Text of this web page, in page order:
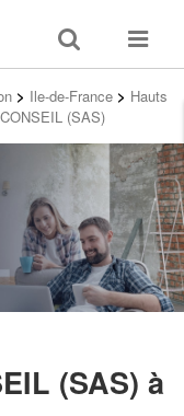
Toggle
search
Toggle
> Ile-de-France > Hauts
(SAS)
(SAS) à